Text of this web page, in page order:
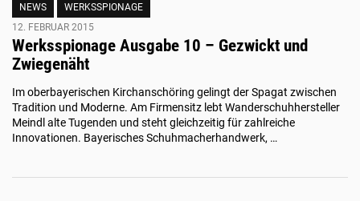
NEWS
WERKSSPIONAGE
12. FEBRUAR 2015
Werksspionage Ausgabe 10 – Gezwickt und
Zwiegenäht
Im oberbayerischen Kirchanschöring gelingt der Spagat zwischen
Tradition und Moderne. Am Firmensitz lebt Wanderschuhhersteller
Meindl alte Tugenden und steht gleichzeitig für zahlreiche
Innovationen. Bayerisches Schuhmacherhandwerk, …